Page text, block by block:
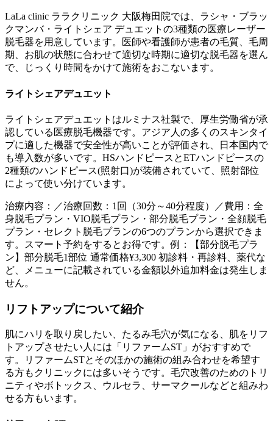
LaLa clinic ララクリニック 大阪梅田院では、ラシャ・ブラッ
クマンバ・ライトシェア デュエットの3種類の医療レーザー
脱毛器を用意しています。医師や看護師が患者の毛質、毛周
期、お肌の状態に合わせて適切な時期に適切な脱毛器を選ん
で、じっくり時間をかけて施術をおこないます。
ライトシェアデュエット
ライトシェアデュエットはルミナス社製で、厚生労働省が承
認している医療脱毛機器です。アジア人の多くのスキンタイ
プに適した機器で安全性が高いことが評価され、日本国内で
も導入数が多いです。 HSハンドピースとETハンドピースの
2種類のハンドピース(照射口)が装備されていて、照射部位
によって使い分けています。
治療内容：／治療回数：1回（30分～40分程度）／費用：全
身脱毛プラン・VIO脱毛プラン・部分脱毛プラン・全顔脱毛
プラン・セレクト脱毛プランの6つのプランから選択できま
す。スマート予約をするとお得です。例：【部分脱毛プラ
ン】部分脱毛1部位 通常価格¥3,300 初診料・再診料、薬代な
ど、メニューに記載されている金額以外追加料金は発生しま
せん。
リフトアップについて紹介
肌にハリを取り戻したい、たるみ毛穴が気になる、肌をリフ
トアップさせたい人には「リファームST」がおすすめで
す。リファームSTとそのほかの施術の組み合わせを希望す
る方もクリニックには多いそうです。毛穴改善のためのトリ
ニティやボトックス、ウルセラ、サーマクールなどと組みわ
せる方もいます。